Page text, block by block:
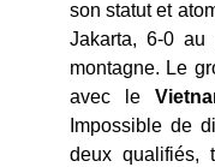
son statut et
Jakarta, 6-0
montagne. Le
avec le
Impossible de
deux qualifiés,